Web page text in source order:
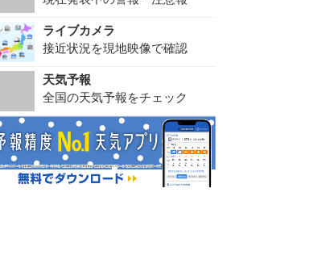
ライブカメラ
接近状況を現地映像で確認
天気予報
全国の天気予報をチェック